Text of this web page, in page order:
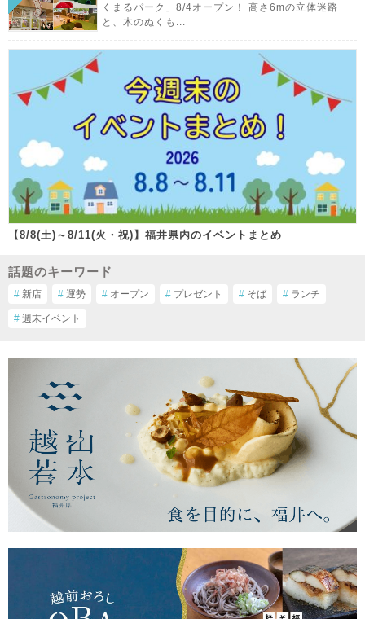
くまるパーク」8/4オープン！ 高さ6mの立体迷路
と、木のぬくも...
【8/8(土)～8/11(火・祝)】福井県内のイベントまとめ
話題のキーワード
# 新店 # 運勢 # オープン # プレゼント # そば # ランチ
# 週末イベント